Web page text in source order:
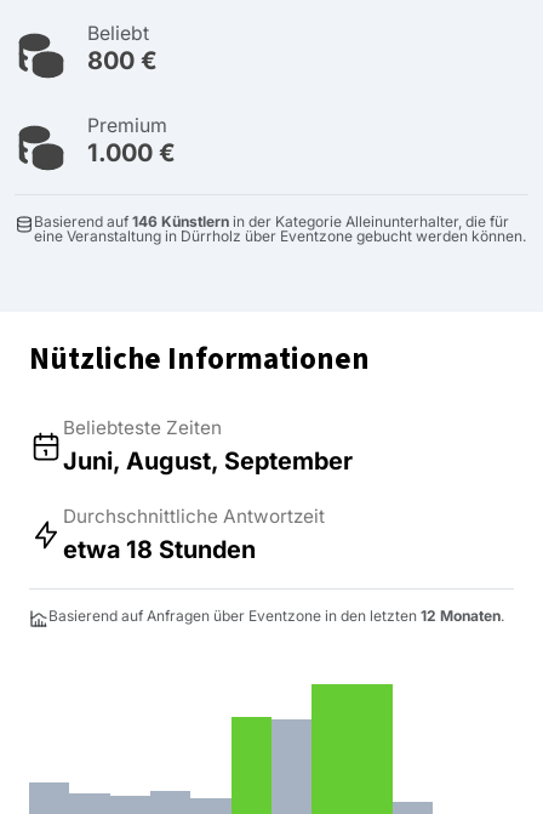
Beliebt
800 €
Premium
1.000 €
Basierend auf 146 Künstlern in der Kategorie Alleinunterhalter, die für
eine Veranstaltung in Dürrholz über Eventzone gebucht werden können.
Nützliche Informationen
Beliebteste Zeiten
Juni, August, September
Durchschnittliche Antwortzeit
etwa 18 Stunden
Basierend auf Anfragen über Eventzone in den letzten 12 Monaten.